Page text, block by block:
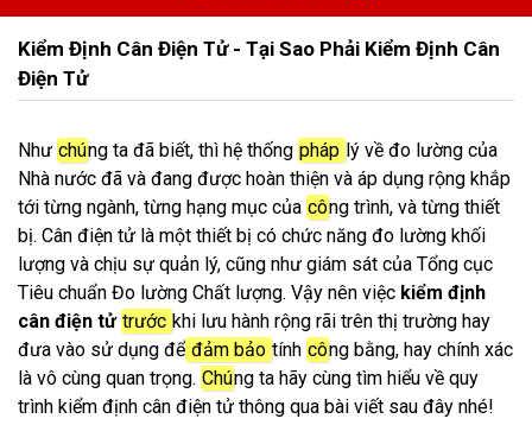
Kiểm Định Cân Điện Tử - Tại Sao Phải Kiểm Định Cân
Điện Tử
Như chúng ta đã biết, thì hệ thống pháp lý về đo lường của
Nhà nước đã và đang được hoàn thiện và áp dụng rộng khắp
tới từng ngành, từng hạng mục của công trình, và từng thiết
bị. Cân điện tử là một thiết bị có chức năng đo lường khối
lượng và chịu sự quản lý, cũng như giám sát của Tổng cục
Tiêu chuẩn Đo lường Chất lượng. Vậy nên việc kiểm định
cân điện tử trước khi lưu hành rộng rãi trên thị trường hay
đưa vào sử dụng để đảm bảo tính công bằng, hay chính xác
là vô cùng quan trọng. Chúng ta hãy cùng tìm hiểu về quy
trình kiểm định cân điện tử thông qua bài viết sau đây nhé!